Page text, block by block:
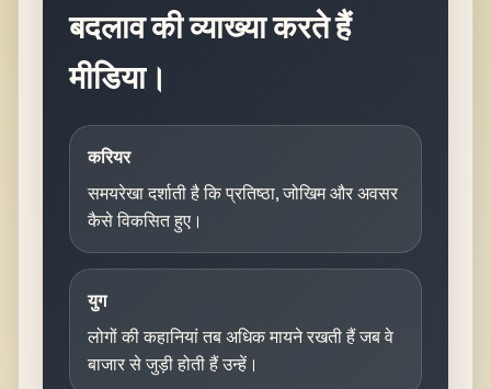
बदलाव की व्याख्या करते हैं
मीडिया।
करियर
समयरेखा दर्शाती है कि प्रतिष्ठा, जोखिम और अवसर
कैसे विकसित हुए।
युग
लोगों की कहानियां तब अधिक मायने रखती हैं जब वे
बाजार से जुड़ी होती हैं उन्हें।